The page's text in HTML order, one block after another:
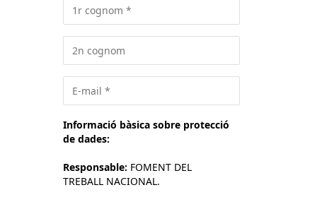
Informació bàsica sobre protecció
de dades:
Responsable: FOMENT DEL
TREBALL NACIONAL.